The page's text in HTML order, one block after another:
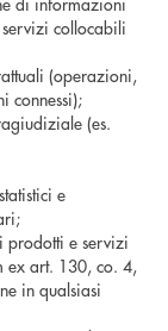
collocabili
(operazioni,
connessi);
(es.
e
prodotti e servizi
ex art. 130, co. 4,
in qualsiasi